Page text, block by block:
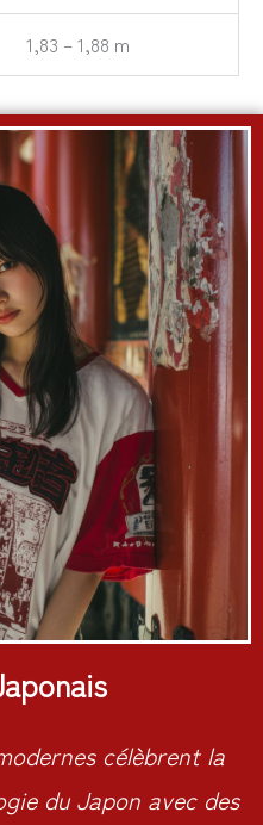
1,83 – 1,88 m
célèbrent la
du Japon avec des